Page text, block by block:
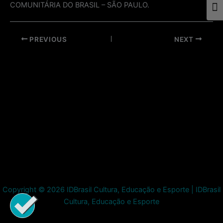
COMUNITÁRIA DO BRASIL – SÃO PAULO.
Post
PREVIOUS NEXT
Copyright © 2026 IDBrasil Cultura, Educação e Esporte | IDBrasil
Cultura, Educação e Esporte